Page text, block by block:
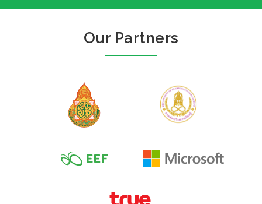
Our Partners